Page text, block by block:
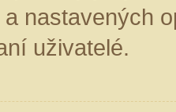
nastavených
uživatelé.